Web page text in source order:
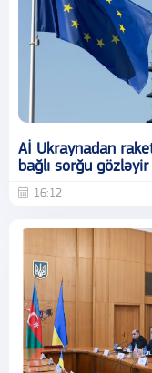
Aİ Ukraynadan
bağlı sorğu gözləyir
16:12